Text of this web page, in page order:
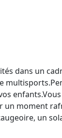
dans un
moment
un